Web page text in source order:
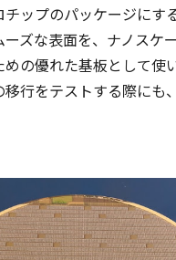
ップのパッケージにす
ズな表面を、ナノスケ
の優れた基板として使
行をテストする際にも